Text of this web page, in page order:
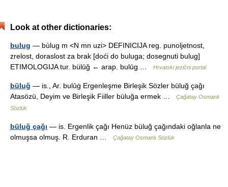
Look at other dictionaries:
bulug — bùlug m <N mn uzi> DEFINICIJA reg. punoljetnost,
zrelost, doraslost za brak [doći do buluga; dosegnuti bulug]
ETIMOLOGIJA tur. bülūǧ ← arap. bulūg …
Hrvatski jezični portal
büluğ — is., Ar. bulūġ Ergenleşme Birleşik Sözler büluğ çağı
Atasözü, Deyim ve Birleşik Fiiller büluğa ermek …
Çağatay Osmanlı
Sözlük
büluğ çağı — is. Ergenlik çağı Henüz büluğ çağındaki oğlanla ne
olmuşsa olmuş. R. Erduran …
Çağatay Osmanlı Sözlük